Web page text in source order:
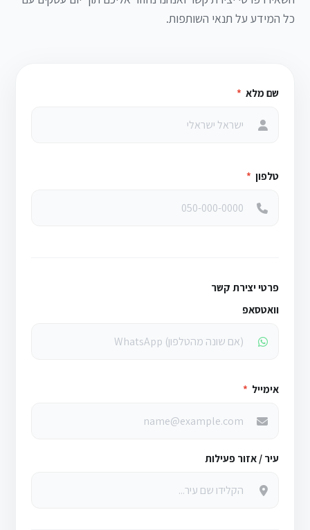
כל המידע על תנאי השותפות.
שם מלא *
טלפון *
פרטי יצירת קשר
וואטסאפ
אימייל *
עיר / אזור פעילות